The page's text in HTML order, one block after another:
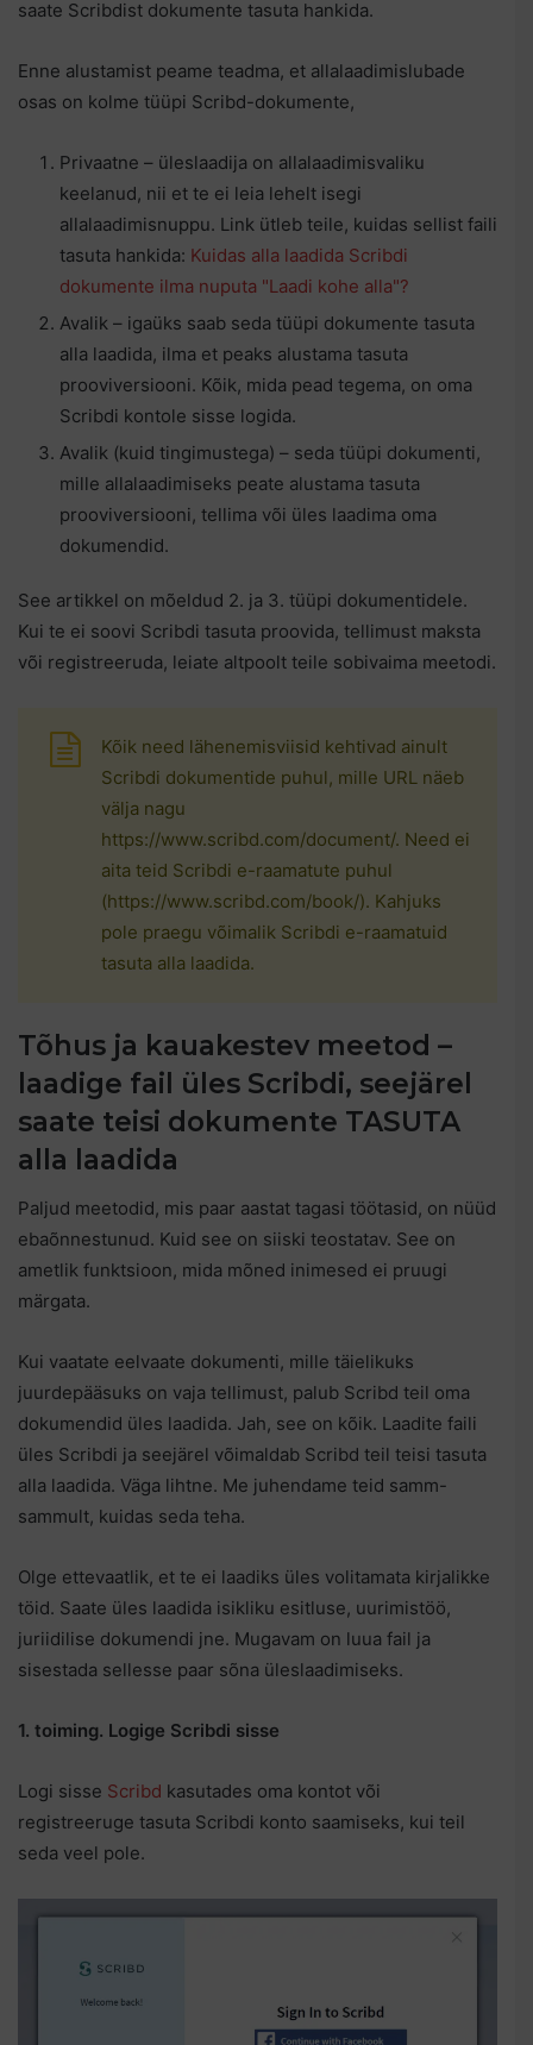
saate Scribdist dokumente tasuta hankida.
Enne alustamist peame teadma, et allalaadimislubade
osas on kolme tüüpi Scribd-dokumente,
Privaatne – üleslaadija on allalaadimisvaliku
keelanud, nii et te ei leia lehelt isegi
allalaadimisnuppu. Link ütleb teile, kuidas sellist faili
tasuta hankida: Kuidas alla laadida Scribdi
dokumente ilma nuputa "Laadi kohe alla"?
Avalik – igaüks saab seda tüüpi dokumente tasuta
alla laadida, ilma et peaks alustama tasuta
prooviversiooni. Kõik, mida pead tegema, on oma
Scribdi kontole sisse logida.
Avalik (kuid tingimustega) – seda tüüpi dokumenti,
mille allalaadimiseks peate alustama tasuta
prooviversiooni, tellima või üles laadima oma
dokumendid.
See artikkel on mõeldud 2. ja 3. tüüpi dokumentidele.
Kui te ei soovi Scribdi tasuta proovida, tellimust maksta
või registreeruda, leiate altpoolt teile sobivaima meetodi.
Kõik need lähenemisviisid kehtivad ainult
Scribdi dokumentide puhul, mille URL näeb
välja nagu
https://www.scribd.com/document/. Need ei
aita teid Scribdi e-raamatute puhul
(https://www.scribd.com/book/). Kahjuks
pole praegu võimalik Scribdi e-raamatuid
tasuta alla laadida.
Tõhus ja kauakestev meetod –
laadige fail üles Scribdi, seejärel
saate teisi dokumente TASUTA
alla laadida
Paljud meetodid, mis paar aastat tagasi töötasid, on nüüd
ebaõnnestunud. Kuid see on siiski teostatav. See on
ametlik funktsioon, mida mõned inimesed ei pruugi
märgata.
Kui vaatate eelvaate dokumenti, mille täielikuks
juurdepääsuks on vaja tellimust, palub Scribd teil oma
dokumendid üles laadida. Jah, see on kõik. Laadite faili
üles Scribdi ja seejärel võimaldab Scribd teil teisi tasuta
alla laadida. Väga lihtne. Me juhendame teid samm-
sammult, kuidas seda teha.
Olge ettevaatlik, et te ei laadiks üles volitamata kirjalikke
töid. Saate üles laadida isikliku esitluse, uurimistöö,
juriidilise dokumendi jne. Mugavam on luua fail ja
sisestada sellesse paar sõna üleslaadimiseks.
1. toiming. Logige Scribdi sisse
Logi sisse Scribd kasutades oma kontot või
registreeruge tasuta Scribdi konto saamiseks, kui teil
seda veel pole.